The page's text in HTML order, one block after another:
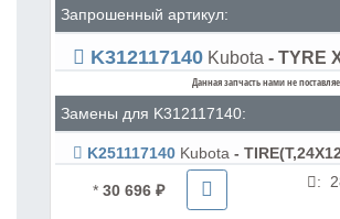
Запрошенный артикул:
K312117140 Kubota - TYRE
Данная запчасть нами не
Замены для K312117140:
K251117140 Kubota -
* 30 696 ₽ :